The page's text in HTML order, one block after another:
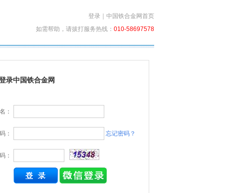
登录
中国铁合金网首页
如需帮助，请拔打服务热线： 010-58697578
录中国铁合金网
：
： 忘记密码？
：